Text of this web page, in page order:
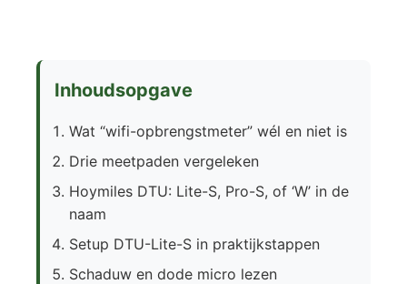
Inhoudsopgave
Wat “wifi-opbrengstmeter” wél en niet is
Drie meetpaden vergeleken
Hoymiles DTU: Lite-S, Pro-S, of ‘W’ in de
naam
Setup DTU-Lite-S in praktijkstappen
Schaduw en dode micro lezen